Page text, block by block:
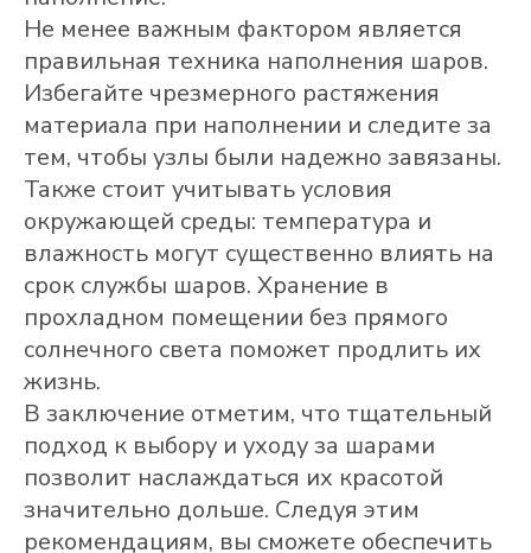
Не менее важным фактором является
правильная техника наполнения шаров.
Избегайте чрезмерного растяжения
материала при наполнении и следите за
тем, чтобы узлы были надежно завязаны.
Также стоит учитывать условия
окружающей среды: температура и
влажность могут существенно влиять на
срок службы шаров. Хранение в
прохладном помещении без прямого
солнечного света поможет продлить их
жизнь.
В заключение отметим, что тщательный
подход к выбору и уходу за шарами
позволит наслаждаться их красотой
значительно дольше. Следуя этим
рекомендациям, вы сможете обеспечить